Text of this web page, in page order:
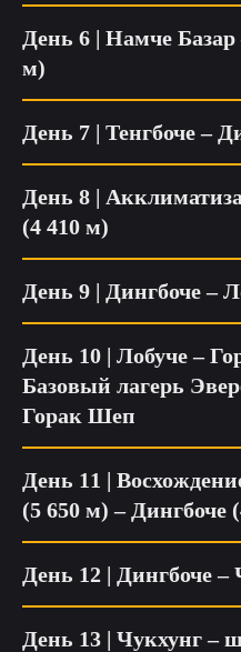
День 6 | Намче Базар
м)
День 7 | Тенгбоче –
День 8 |
(4 410 м)
День 9 | Дингбоче –
День 10 | Лобуче –
Базовый лагерь
Горак Шеп
День 11 |
(5 650 м) – Дингбоче
День 12 | Дингбоче –
День 13 | Чукхунг –